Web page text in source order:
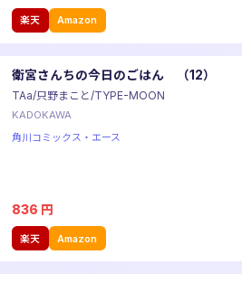
楽天 Amazon
衛宮さんちの今日のごはん （12）
TAa/只野まこと/TYPE-MOON
KADOKAWA
角川コミックス・エース
836 円
楽天 Amazon